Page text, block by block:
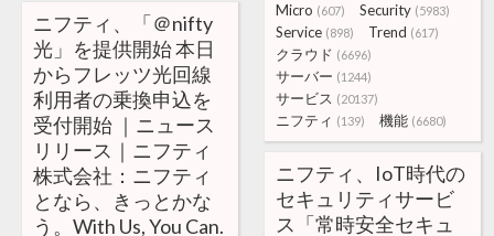
Micro (607) Security (5983)
Service (898) Trend (617)
クラウド (6696)
サーバー (1244)
サービス (20137)
ニフティ (139) 機能 (6680)
ニフティ、「＠nifty
光」を提供開始 本日
からフレッツ光回線
利用者の乗換申込を
受付開始 ｜ニュース
リリース｜ニフティ
株式会社：ニフティ
となら、きっとかな
う。With Us, You Can.
ニフティ、IoT時代の
セキュリティサービ
ス「常時安全セキュ